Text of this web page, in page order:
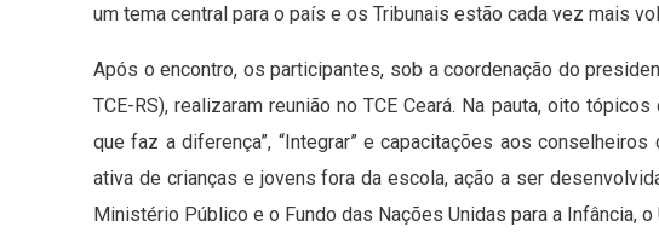
um tema central para o país e os Tribunais estão cada vez mais
Após o encontro, os participantes, sob a coordenação do
TCE-RS), realizaram reunião no TCE Ceará. Na pauta, oito
que faz a diferença”, “Integrar” e capacitações aos
ativa de crianças e jovens fora da escola, ação a ser
Ministério Público e o Fundo das Nações Unidas para a Infância, o